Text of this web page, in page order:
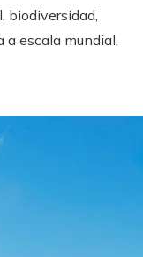
biodiversidad,
escala mundial,